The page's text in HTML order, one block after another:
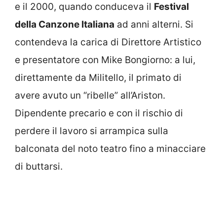
e il 2000, quando conduceva il Festival
della Canzone Italiana ad anni alterni. Si
contendeva la carica di Direttore Artistico
e presentatore con Mike Bongiorno: a lui,
direttamente da Militello, il primato di
avere avuto un “ribelle” all’Ariston.
Dipendente precario e con il rischio di
perdere il lavoro si arrampica sulla
balconata del noto teatro fino a minacciare
di buttarsi.